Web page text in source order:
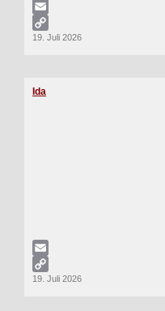
WhatsApp
Email
Copy
19. Juli 2026
Ida
WhatsApp
Email
Copy
19. Juli 2026